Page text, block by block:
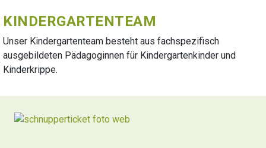
KINDERGARTENTEAM
Unser Kindergartenteam besteht aus fachspezifisch
ausgebildeten Pädagoginnen für Kindergartenkinder und
Kinderkrippe.